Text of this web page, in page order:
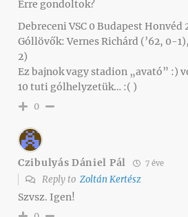
Erre gondoltok?
Debreceni VSC 0 Budapest Honvéd
Góllövők: Vernes Richárd (’62, 0-
2)
Ez bajnok vagy stadion „avató” :)
10 tuti gólhelyzetük… :( )
0
Czibulyás Dániel Pál 7 éve
Reply to Zoltán Kertész
Szvsz. Igen!